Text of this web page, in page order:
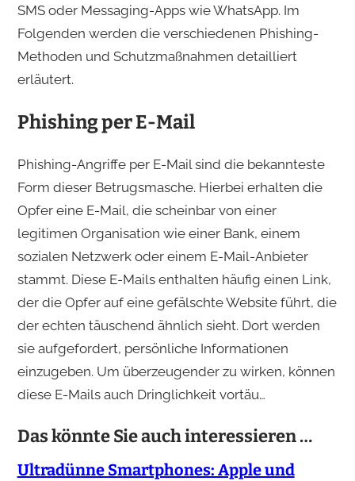
SMS oder Messaging-Apps wie WhatsApp. Im
Folgenden werden die verschiedenen Phishing-
Methoden und Schutzmaßnahmen detailliert
erläutert.
Phishing per E-Mail
Phishing-Angriffe per E-Mail sind die bekannteste
Form dieser Betrugsmasche. Hierbei erhalten die
Opfer eine E-Mail, die scheinbar von einer
legitimen Organisation wie einer Bank, einem
sozialen Netzwerk oder einem E-Mail-Anbieter
stammt. Diese E-Mails enthalten häufig einen Link,
der die Opfer auf eine gefälschte Website führt, die
der echten täuschend ähnlich sieht. Dort werden
sie aufgefordert, persönliche Informationen
einzugeben. Um überzeugender zu wirken, können
diese E-Mails auch Dringlichkeit vortäu…
Das könnte Sie auch interessieren …
Ultradünne Smartphones: Apple und